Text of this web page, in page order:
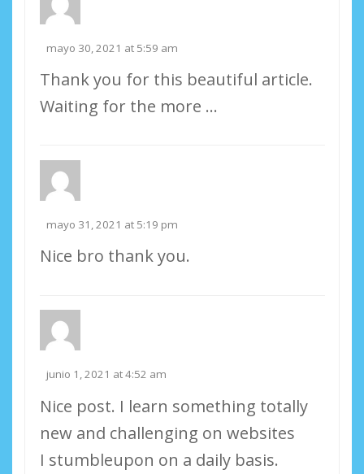
mayo 30, 2021 at 5:59 am
Thank you for this beautiful article.
Waiting for the more …
mayo 31, 2021 at 5:19 pm
Nice bro thank you.
junio 1, 2021 at 4:52 am
Nice post. I learn something totally
new and challenging on websites
I stumbleupon on a daily basis.